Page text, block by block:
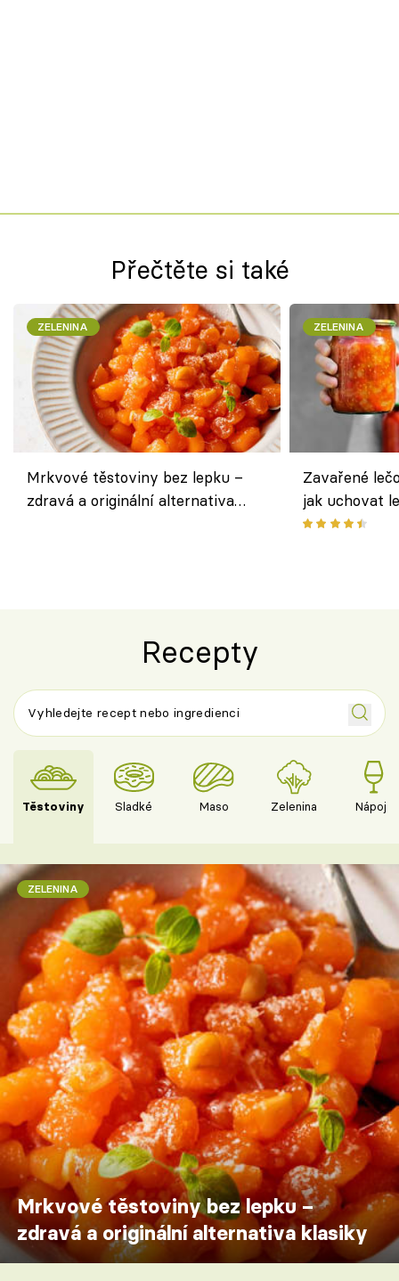
Přečtěte si také
ZELENINA
Mrkvové těstoviny bez lepku –
zdravá a originální alternativa
ZELENINA
Zavařené
jak uchovat
Recepty
Těstoviny Sladké Maso Zelenina Nápoje
ZELENINA
Mrkvové těstoviny bez lepku –
zdravá a originální alternativa klasiky